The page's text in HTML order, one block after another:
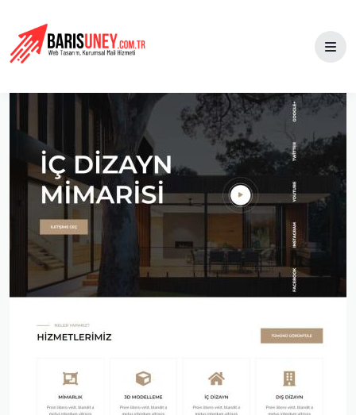
Hakkımızda
Sıkça Sorulanlar